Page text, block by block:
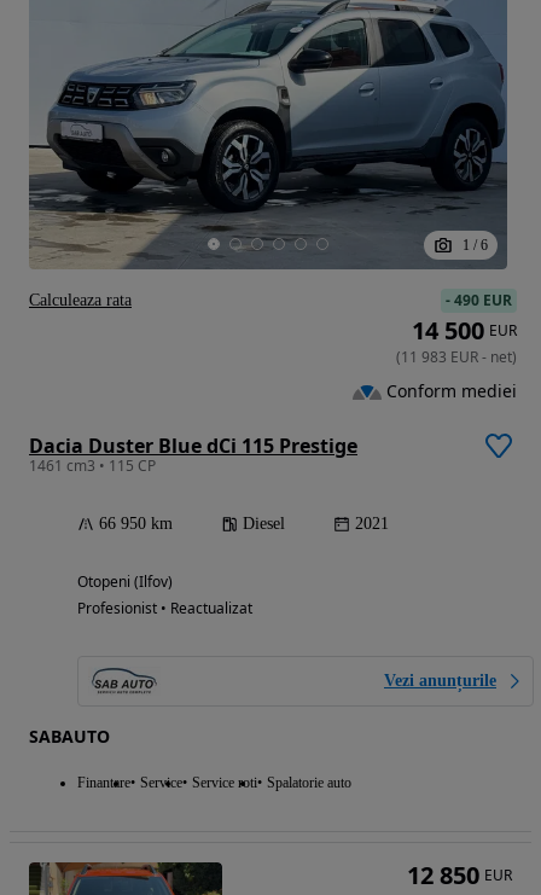
1 / 6
Dacia Duster Blue dCi 115 Prestige
1461 cm3 • 115 CP
66 950 km Diesel 2021
Otopeni (Ilfov)
Profesionist • Reactualizat
Vezi anunțurile
SABAUTO
Finantare Service Service roti Spalatorie auto
-490 EUR
14 500 EUR
(11 983 EUR- net)
Conform mediei
Calculeaza rata
12 850 EUR